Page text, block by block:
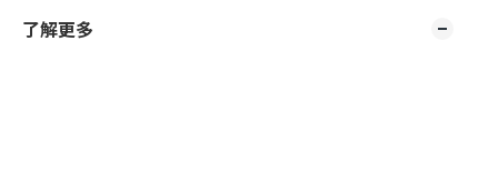
了解更多